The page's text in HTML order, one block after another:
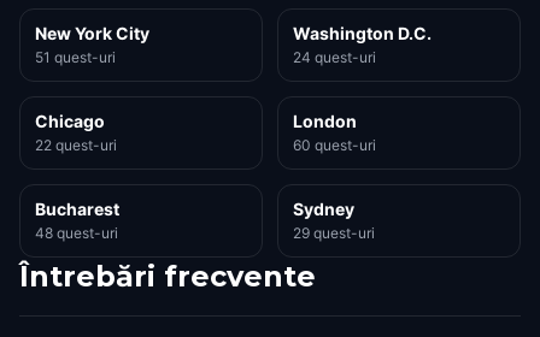
New York City
51 quest-uri
Washington D.C.
24 quest-uri
Chicago
22 quest-uri
London
60 quest-uri
Bucharest
48 quest-uri
Sydney
29 quest-uri
Întrebări frecvente